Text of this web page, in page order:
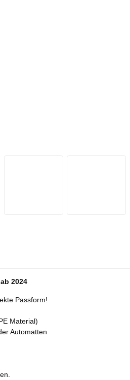
2024
Passform!
Material)
Automatten